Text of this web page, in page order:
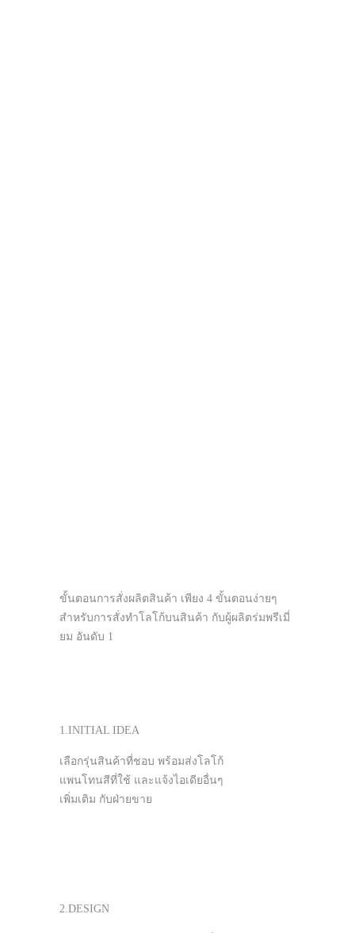
ขั้นตอนการสั่งผลิตสินค้า เพียง 4 ขั้นตอนง่ายๆ
สำหรับการสั่งทำโลโก้บนสินค้า กับผู้ผลิตร่มพรีเมี่
ยม อันดับ 1
1.INITIAL IDEA
เลือกรุ่นสินค้าที่ชอบ พร้อมส่งโลโก้
แพนโทนสีที่ใช้ และแจ้งไอเดียอื่นๆ
เพิ่มเติม กับฝ่ายขาย
2.DESIGN